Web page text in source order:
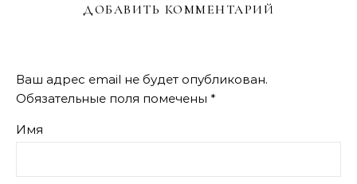
ДОБАВИТЬ КОММЕНТАРИЙ
Ваш адрес email не будет опубликован.
Обязательные поля помечены *
Имя